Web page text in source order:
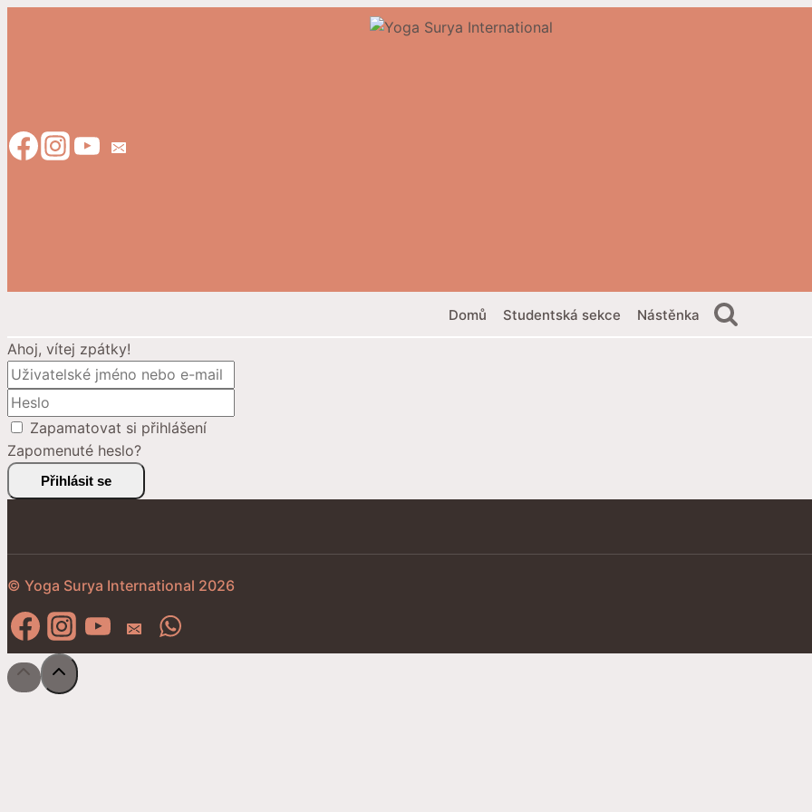
Domů Studentská sekce Nástěnka
Ahoj, vítej zpátky!
Zapamatovat si přihlášení
Zapomenuté heslo?
Přihlásit se
© Yoga Surya International 2026